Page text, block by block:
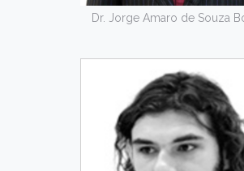
Dr. Jorge Amaro de Souza